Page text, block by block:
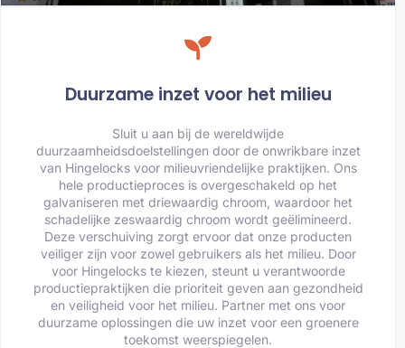
Duurzame inzet voor het milieu
Sluit u aan bij de wereldwijde
duurzaamheidsdoelstellingen door de onwrikbare inzet
van Hingelocks voor milieuvriendelijke praktijken. Ons
hele productieproces is overgeschakeld op het
galvaniseren met driewaardig chroom, waardoor het
schadelijke zeswaardig chroom wordt geëlimineerd.
Deze verschuiving zorgt ervoor dat onze producten
veiliger zijn voor zowel gebruikers als het milieu. Door
voor Hingelocks te kiezen, steunt u verantwoorde
productiepraktijken die prioriteit geven aan gezondheid
en veiligheid voor het milieu. Partner met ons voor
duurzame oplossingen die uw inzet voor een groenere
toekomst weerspiegelen.